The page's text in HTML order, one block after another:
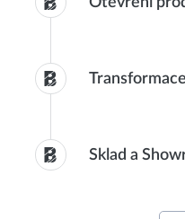
Sklad a